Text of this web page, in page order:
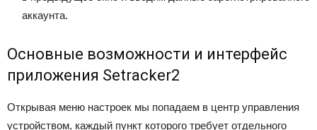
аккаунта.
Основные возможности и интерфейс
приложения Setracker2
Открывая меню настроек мы попадаем в центр управления
устройством, каждый пункт которого требует отдельного